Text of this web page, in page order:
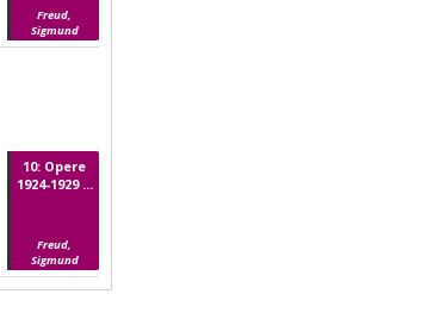
Freud,
Sigmund
10: Opere
1924-1929 ...
Freud,
Sigmund